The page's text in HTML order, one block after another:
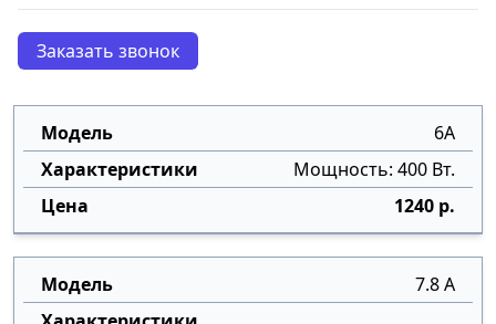
Заказать звонок
6А
Мощность: 400 Вт.
1240 р.
7.8 А